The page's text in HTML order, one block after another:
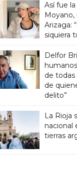
Así fue
Moyano,
Arizaga:
siquiera
Delfor
de todas
de
delito”
La Rioja
nacional
tierras